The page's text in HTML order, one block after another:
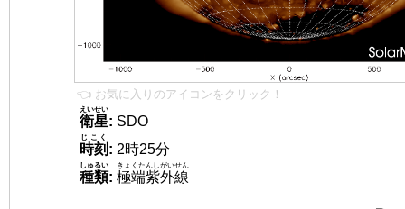
👈 お気に入りのアイコンをクリック！
衛星
えいせい
: SDO
時刻
じこく
: 2時25分
種類
しゅるい
: 極端紫外線
きょくたんしがいせん